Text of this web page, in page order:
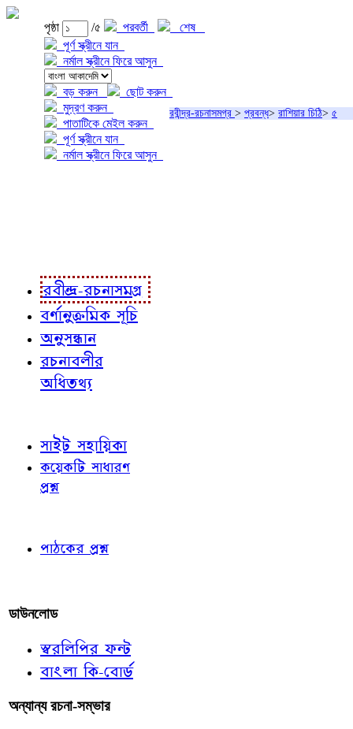
পৃষ্ঠা /৫ পরবর্তী
শেষ
পূর্ণ স্ক্রীনে যান
নর্মাল স্ক্রীনে ফিরে আসুন
বড় করুন
ছোট করুন
মুদ্রণ করুন
পাতাটিকে মেইল করুন
পূর্ণ স্ক্রীনে যান
নর্মাল স্ক্রীনে ফিরে আসুন
রবীন্দ্র-রচনাসমগ্র > প্রবন্ধ> রাশিয়ার চিঠি> ৫
রবীন্দ্র-রচনাসমগ্র
বর্ণানুক্রমিক সূচি
অনুসন্ধান
রচনাবলীর
অধিতথ্য
সাইট সহায়িকা
কয়েকটি সাধারণ
প্রশ্ন
পাঠকের প্রশ্ন
ডাউনলোড
স্বরলিপির ফন্ট
বাংলা কি-বোর্ড
অন্যান্য রচনা-সম্ভার